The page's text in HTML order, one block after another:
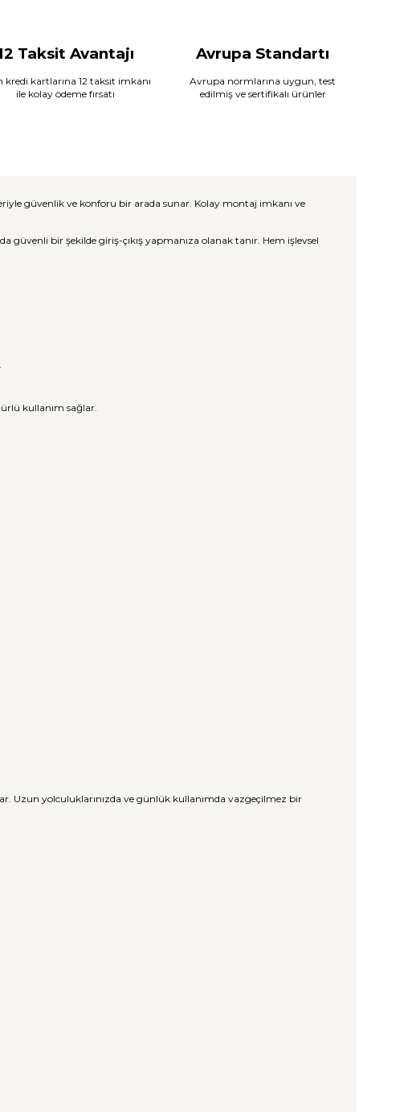
Taksit Avantajı
kredi kartlarına 12 taksit imkanı
ile kolay ödeme fırsatı
Avrupa Standartı
Avrupa normlarına uygun, test
edilmiş ve sertifikalı ürünler
güvenlik ve konforu bir arada sunar. Kolay montaj imkanı ve
bir şekilde giriş-çıkış yapmanıza olanak tanır. Hem işlevsel
kullanım sağlar.
Uzun yolculuklarınızda ve günlük kullanımda vazgeçilmez bir